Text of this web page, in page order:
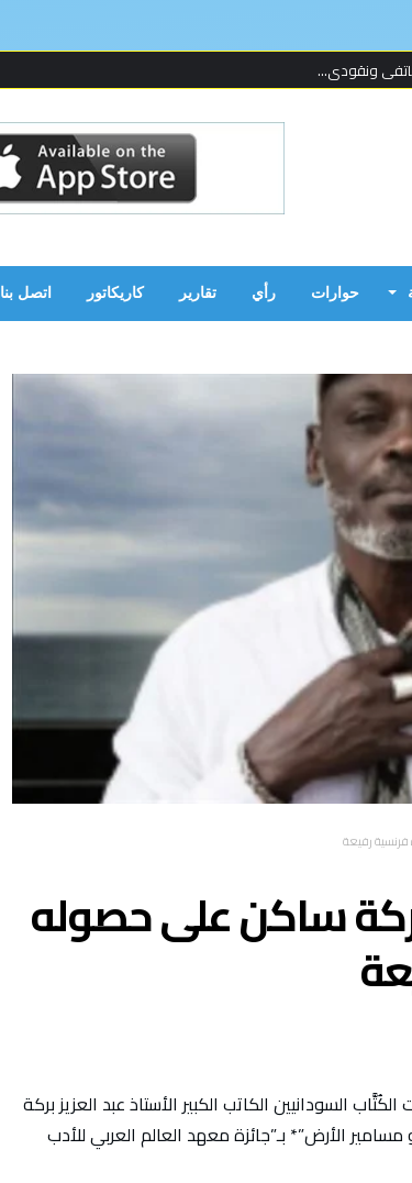
ونقودي...
حوارات رأي تقارير كاريكاتور اتصل بنا
رفيعة
ساكن على حصوله
السودانيين الكاتب الكبير الأستاذ عبد العزيز بركة
الأرض”* بـ”جائزة معهد العالم العربي للأدب